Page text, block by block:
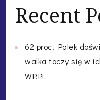
Recent
62 proc. Polek
walka toczy się w
WP.PL